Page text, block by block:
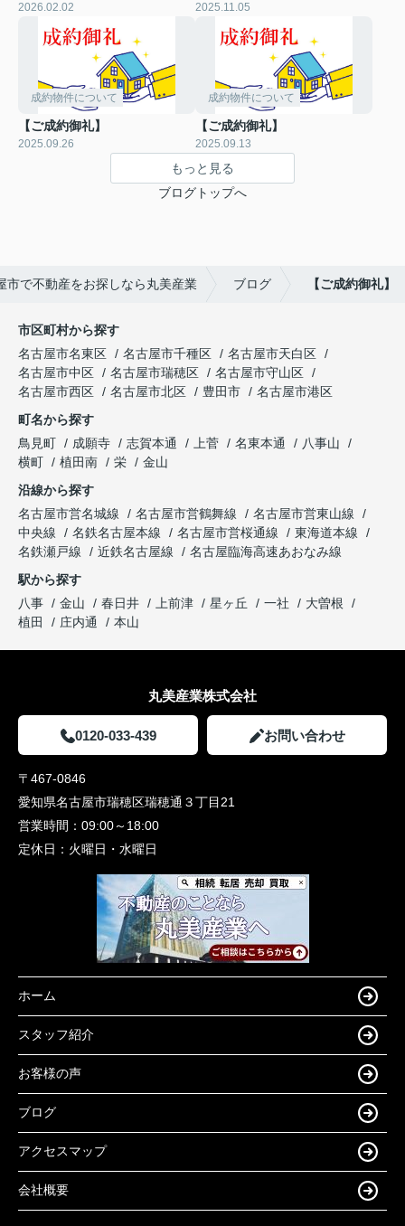
2026.02.02 2025.11.05
成約物件について
【ご成約御礼】
2025.09.26
成約物件について
【ご成約御礼】
2025.09.13
もっと見る
ブログトップへ
市で不動産をお探しなら丸美産業 ブログ 【ご成約御礼】
市区町村から探す
名古屋市名東区
名古屋市千種区
名古屋市天白区
名古屋市中区
名古屋市瑞穂区
名古屋市守山区
名古屋市西区
名古屋市北区 豊田市
名古屋市港区
町名から探す
鳥見町
成願寺 志賀本通 上菅 名東本通
八事山
横町
植田南 栄
金山
沿線から探す
名古屋市営名城線
名古屋市営鶴舞線
名古屋市営東山線
中央線
名鉄名古屋本線 名古屋市営桜通線
東海道本線
名鉄瀬戸線
近鉄名古屋線
名古屋臨海高速あおなみ線
駅から探す
八事
金山 春日井 上前津 星ヶ丘 一社
大曽根
植田
庄内通 本山
丸美産業株式会社
0120-033-439 お問い合わせ
〒467-0846
愛知県名古屋市瑞穂区瑞穂通３丁目21
営業時間： 09:00～18:00
定休日： 火曜日・水曜日
ホーム
スタッフ紹介
お客様の声
ブログ
アクセスマップ
会社概要